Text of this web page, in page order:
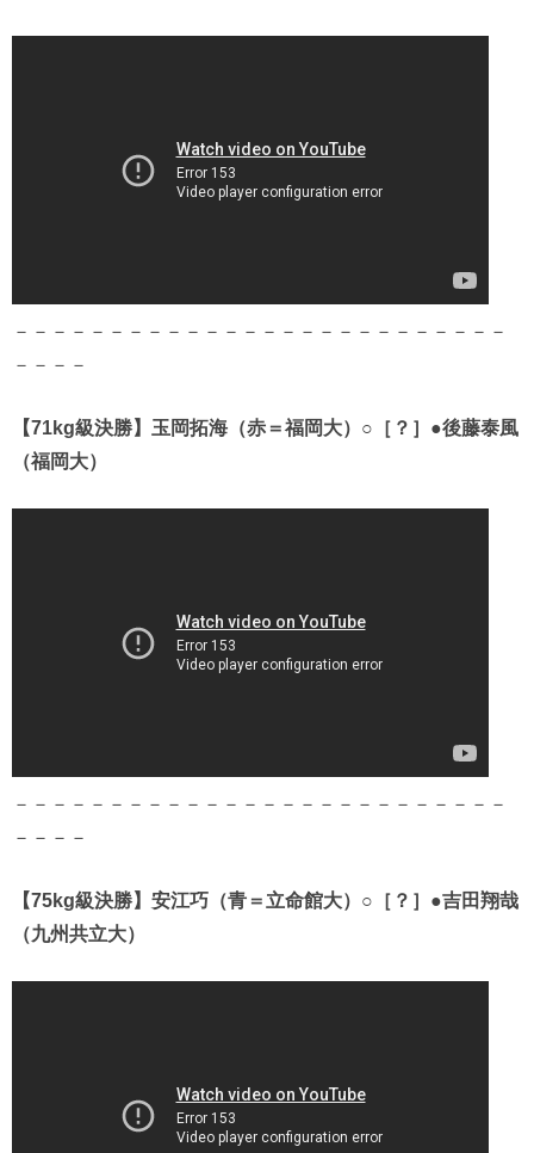
－－－－－－－－－－－－－－－－－－－－－－－－－－
－－－－
【71kg級決勝】玉岡拓海（赤＝福岡大）○［？］●後藤泰風
（福岡大）
－－－－－－－－－－－－－－－－－－－－－－－－－－
－－－－
【75kg級決勝】安江巧（青＝立命館大）○［？］●吉田翔哉
（九州共立大）